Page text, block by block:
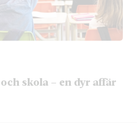
skola – en dyr affär